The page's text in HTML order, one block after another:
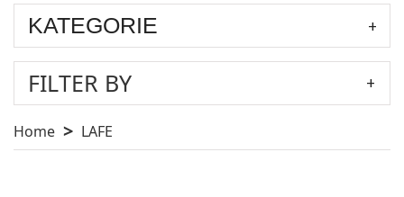
KATEGORIE
FILTER BY
Home LAFE